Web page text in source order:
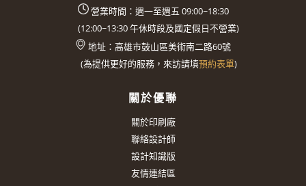
營業時間：週一至週五 09:00~18:30
(12:00~13:30午休時段及國定假日不營業)
地址： 高雄市鼓山區美術南二路60號
(為提供更好的服務，來訪請填預約表單)
關於優聯
關於印刷廠
聯絡設計師
設計知識版
友情連結區